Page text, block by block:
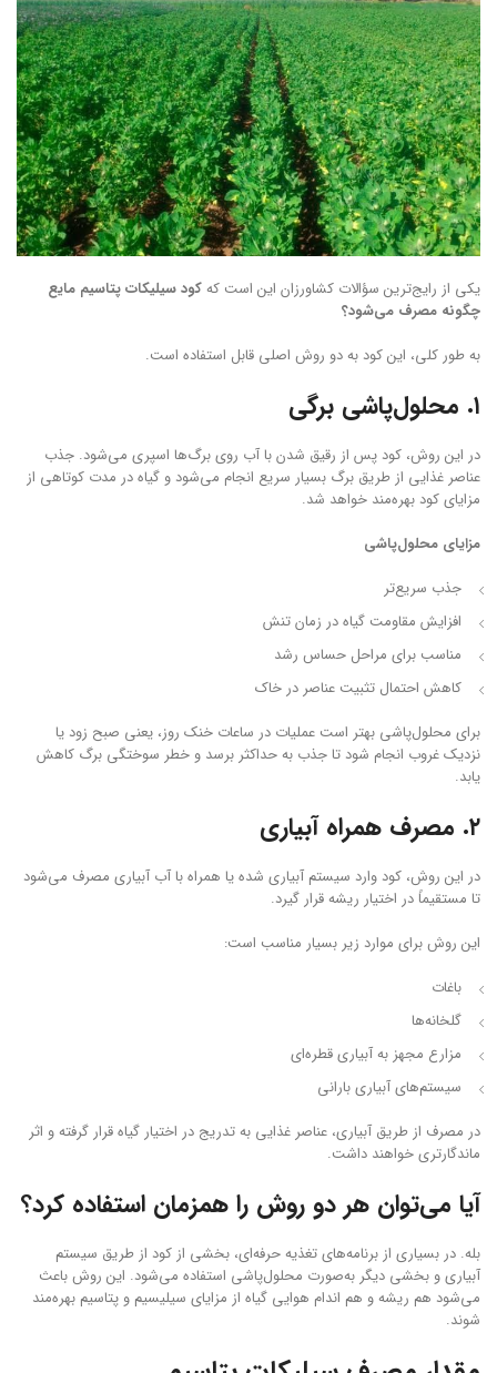
یکی از رایج‌ترین سؤالات کشاورزان این است کهکود سیلیکات پتاسیم مایع
چگونه مصرف می‌شود؟
به طور کلی، این کود به دو روش اصلی قابل استفاده است.
۱. محلول‌پاشی برگی
در این روش، کود پس از رقیق شدن با آب روی برگ‌ها اسپری می‌شود. جذب
عناصر غذایی از طریق برگ بسیار سریع انجام می‌شود و گیاه در مدت کوتاهی از
مزایای کود بهره‌مند خواهد شد.
مزایای محلول‌پاشی
جذب سریع‌تر
افزایش مقاومت گیاه در زمان تنش
مناسب برای مراحل حساس رشد
کاهش احتمال تثبیت عناصر در خاک
برای محلول‌پاشی بهتر است عملیات در ساعات خنک روز، یعنی صبح زود یا
نزدیک غروب انجام شود تا جذب به حداکثر برسد و خطر سوختگی برگ کاهش
یابد.
۲. مصرف همراه آبیاری
در این روش، کود وارد سیستم آبیاری شده یا همراه با آب آبیاری مصرف می‌شود
تا مستقیماً در اختیار ریشه قرار گیرد.
این روش برای موارد زیر بسیار مناسب است:
باغات
گلخانه‌ها
مزارع مجهز به آبیاری قطره‌ای
سیستم‌های آبیاری بارانی
در مصرف از طریق آبیاری، عناصر غذایی به تدریج در اختیار گیاه قرار گرفته و اثر
ماندگارتری خواهند داشت.
آیا می‌توان هر دو روش را همزمان استفاده کرد؟
بله. در بسیاری از برنامه‌های تغذیه حرفه‌ای، بخشی از کود از طریق سیستم
آبیاری و بخشی دیگر به‌صورت محلول‌پاشی استفاده می‌شود. این روش باعث
می‌شود هم ریشه و هم اندام هوایی گیاه از مزایای سیلیسیم و پتاسیم بهره‌مند
شوند.